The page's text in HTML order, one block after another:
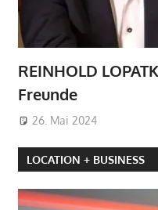
REINHOLD
Freunde
26. Mai 2024
LOCATION + BUSINESS